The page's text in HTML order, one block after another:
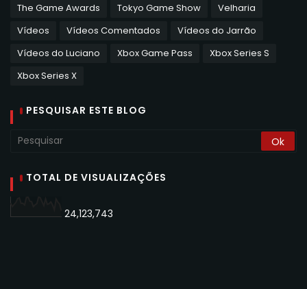
The Game Awards
Tokyo Game Show
Velharia
Vídeos
Vídeos Comentados
Vídeos do Jarrão
Vídeos do Luciano
Xbox Game Pass
Xbox Series S
Xbox Series X
PESQUISAR ESTE BLOG
TOTAL DE VISUALIZAÇÕES
24,123,743